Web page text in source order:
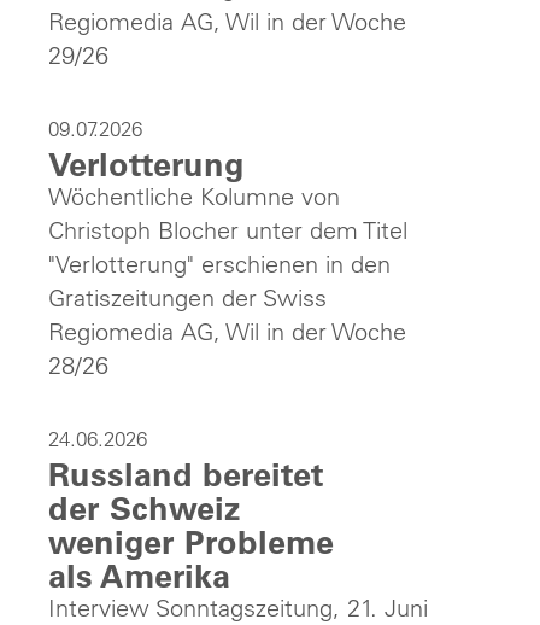
Regiomedia AG, Wil in der Woche
29/26
09.07.2026
Verlotterung
Wöchentliche Kolumne von
Christoph Blocher unter dem Titel
"Verlotterung" erschienen in den
Gratiszeitungen der Swiss
Regiomedia AG, Wil in der Woche
28/26
24.06.2026
Russland bereitet
der Schweiz
weniger Probleme
als Amerika
Interview Sonntagszeitung, 21. Juni